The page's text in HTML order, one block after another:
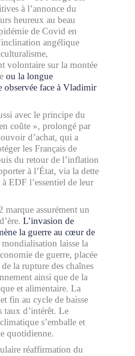
à l’annonce du
heureux au beau
de Covid en
angélique
volontaire sur la montée
ou la longue
observée face à Vladimir
avec le principe du
coûte », prolongé par
d’achat, qui a
les Français de
du retour de l’inflation
à l’État, via la dette
EDF l’essentiel de leur
marque assurément un
L’invasion de
la guerre au cœur de
laisse la
de guerre, placée
la rupture des chaînes
ainsi que de la
et alimentaire. La
fin au cycle de baisse
taux d’intérêt. Le
s’emballe et
quotidienne.
réaffirmation du